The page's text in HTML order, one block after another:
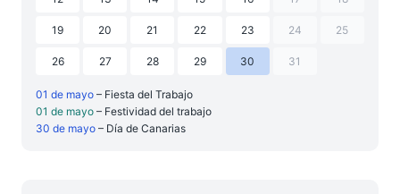
19 20 21 22 23 24 25
26 27 28 29 30 31
01 de mayo – Fiesta del Trabajo
01 de mayo – Festividad del trabajo
30 de mayo – Día de Canarias